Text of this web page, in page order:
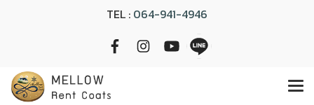
TEL : 064-941-4946